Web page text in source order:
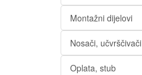
Montažni dijelovi
Nosači, učvrščivači
Oplata, stub